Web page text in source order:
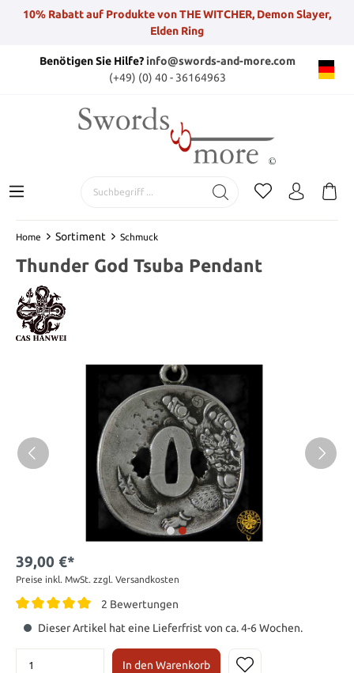
10% Rabatt auf Produkte von THE WITCHER, Demon Slayer,
Elden Ring
Benötigen Sie Hilfe?info@swords-and-more.com
(+49) (0) 40 - 36164963
Home Sortiment Schmuck
Thunder God Tsuba Pendant
39,00 €*
Preise inkl. MwSt. zzgl. Versandkosten
2 Bewertungen
Dieser Artikel hat eine Lieferfrist von ca. 4-6 Wochen.
In den Warenkorb